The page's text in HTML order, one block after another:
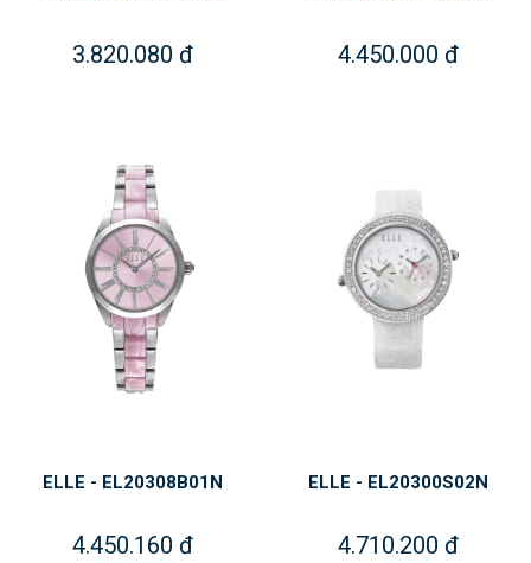
3.820.080 đ 4.450.000 đ
ELLE - EL20308B01N
4.450.160 đ
ELLE - EL20300S02N
4.710.200 đ